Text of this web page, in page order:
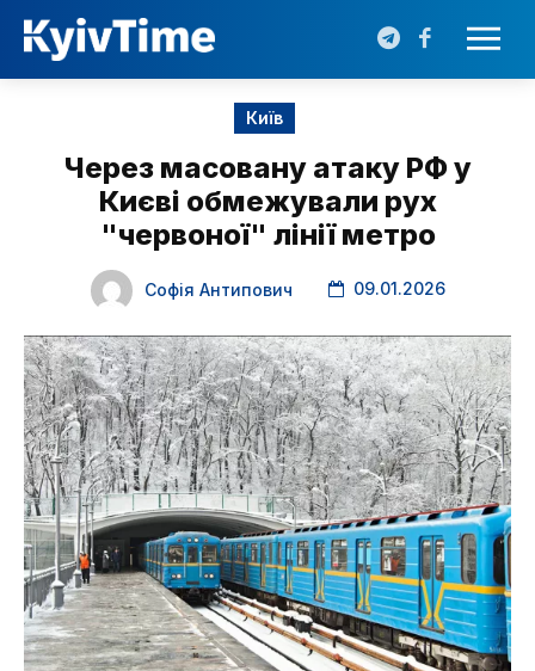
Київ
Через масовану атаку РФ у
Києві обмежували рух
"червоної" лінії метро
Софія Антипович 09.01.2026